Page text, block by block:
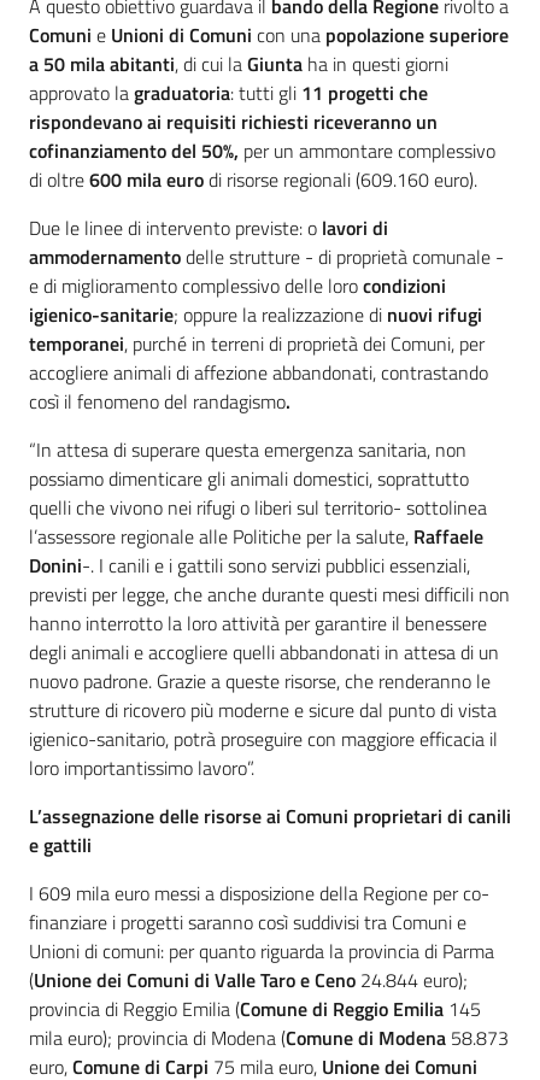
A questo obiettivo guardava il bando della Regione rivolto a
Comuni e Unioni di Comuni con una popolazione superiore
a 50 mila abitanti, di cui laGiunta ha in questi giorni
approvato lagraduatoria: tutti gli 11 progetti che
rispondevano ai requisiti richiesti riceveranno un
cofinanziamento del 50%, per un ammontare complessivo
di oltre600 mila eurodi risorse regionali (609.160 euro).
Due le linee di intervento previste: o lavori di
ammodernamentodelle strutture - di proprietà comunale -
e di miglioramento complessivo delle lorocondizioni
igienico-sanitarie; oppure la realizzazione di nuovi rifugi
temporanei, purché in terreni di proprietà dei Comuni, per
accogliere animali di affezione abbandonati, contrastando
così il fenomeno del randagismo.
“In attesa di superare questa emergenza sanitaria, non
possiamo dimenticare gli animali domestici, soprattutto
quelli che vivono nei rifugi o liberi sul territorio- sottolinea
l’assessore regionale alle Politiche per la salute, Raffaele
Donini-. I canili e i gattili sono servizi pubblici essenziali,
previsti per legge, che anche durante questi mesi difficili non
hanno interrotto la loro attività per garantire il benessere
degli animali e accogliere quelli abbandonati in attesa di un
nuovo padrone. Grazie a queste risorse, che renderanno le
strutture di ricovero più moderne e sicure dal punto di vista
igienico-sanitario, potrà proseguire con maggiore efficacia il
loro importantissimo lavoro”.
L’assegnazione delle risorse ai Comuni proprietari di canili
e gattili
I 609 mila euro messi a disposizione della Regione per co-
finanziare i progetti saranno così suddivisi tra Comuni e
Unioni di comuni: per quanto riguarda la provincia di Parma
(Unione dei Comuni di Valle Taro e Ceno 24.844 euro);
provincia di Reggio Emilia (Comune di Reggio Emilia 145
mila euro); provincia di Modena (Comune di Modena 58.873
euro,Comune di Carpi 75 mila euro, Unione dei Comuni